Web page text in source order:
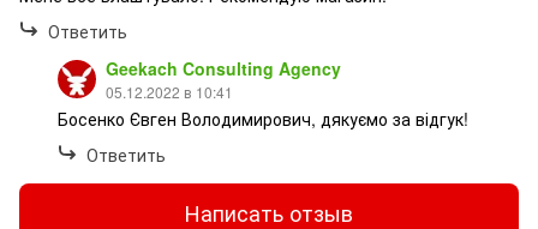
Ответить
Geekach Consulting Agency
05.12.2022 в 10:41
Босенко Євген Володимирович, дякуємо за відгук!
Ответить
Написать отзыв